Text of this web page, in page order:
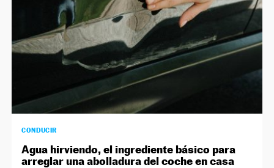
CONDUCIR
Agua hirviendo, el ingrediente básico para
arreglar una abolladura del coche en casa